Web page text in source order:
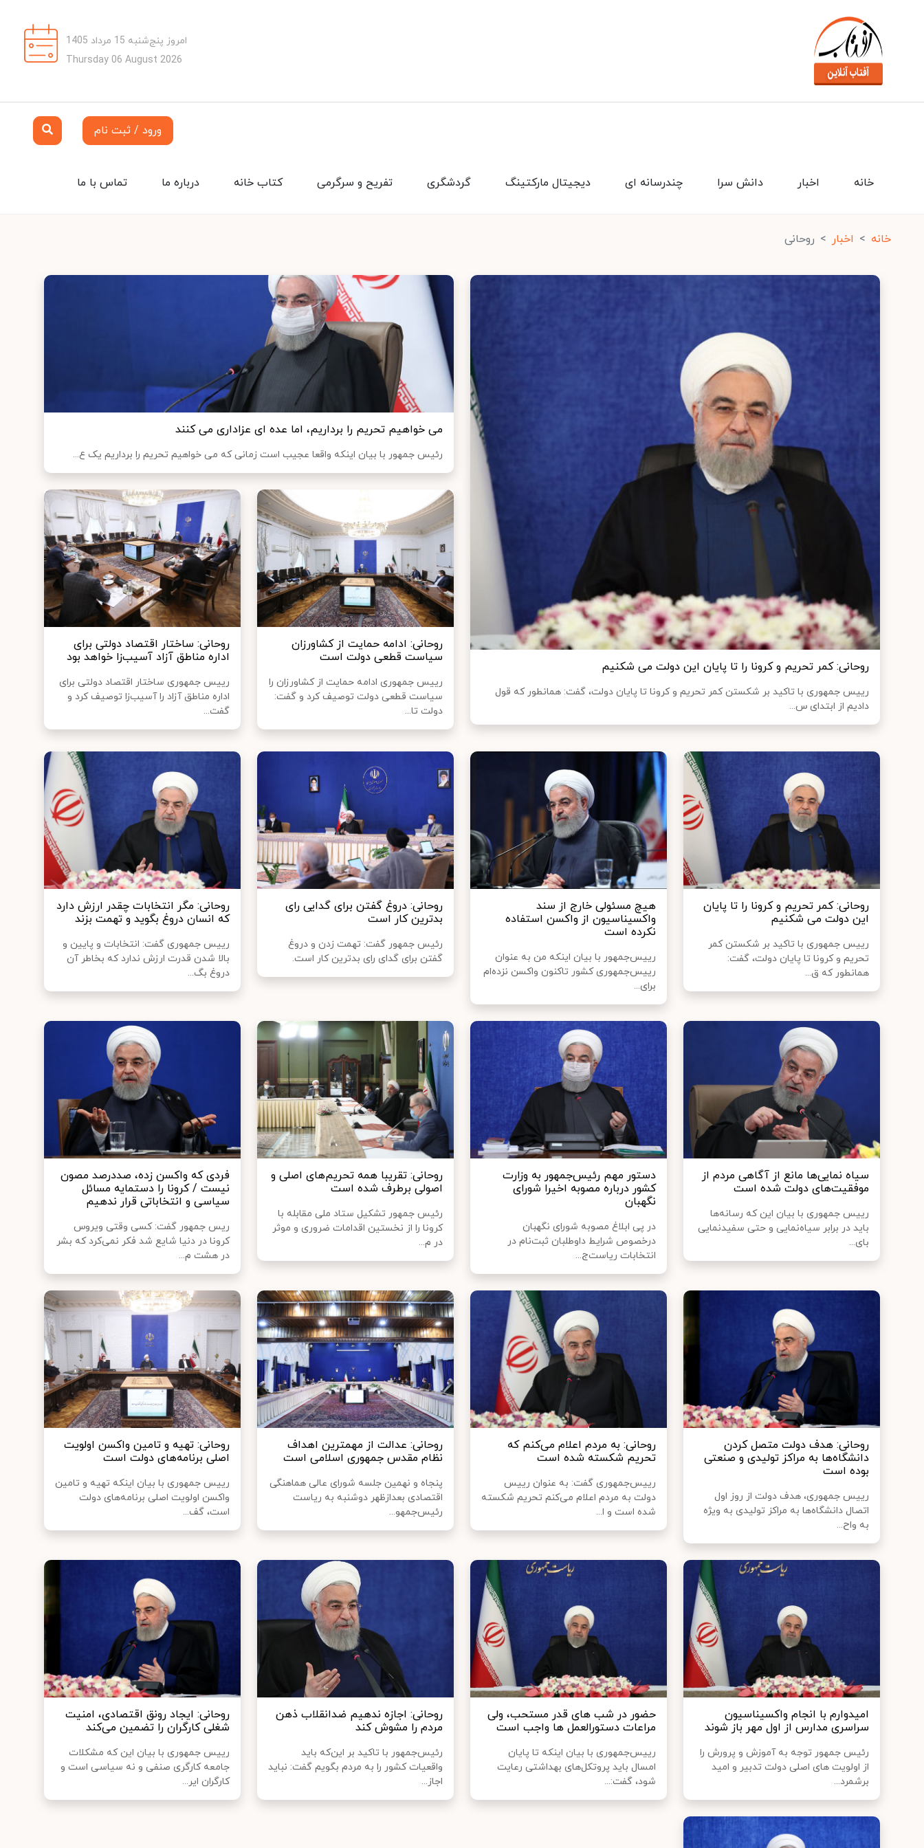
امروز پنج‌شنبه 15 مرداد 1405
Thursday 06 August 2026
ورود / ثبت نام
تماس با ما درباره ما کتاب خانه تفریح و سرگرمی گردشگری دیجیتال مارکتینگ چندرسانه ای دانش سرا اخبار خانه
خانه اخبار روحانی
روحانی: کمر تحریم و کرونا را تا پایان این دولت می شکنیم
رییس جمهوری با تاکید بر شکستن کمر تحریم و کرونا تا پایان دولت، گفت: همانطور که قول
دادیم از ابتدای س...
می خواهیم تحریم را برداریم، اما عده ای عزاداری می کنند
رئیس جمهور با بیان اینکه واقعا عجیب است زمانی که می خواهیم تحریم را برداریم یک ع...
روحانی: ادامه حمایت از کشاورزان
سیاست قطعی دولت است
رییس جمهوری ادامه حمایت از کشاورزان را
سیاست قطعی دولت توصیف کرد و گفت:
دولت تا...
روحانی: ساختار اقتصاد دولتی برای
اداره مناطق آزاد آسیب‌زا خواهد بود
رییس جمهوری ساختار اقتصاد دولتی برای
اداره مناطق آزاد را آسیب‌زا توصیف کرد و
گفت...
روحانی: کمر تحریم و کرونا را تا پایان
این دولت می شکنیم
رییس جمهوری با تاکید بر شکستن کمر
تحریم و کرونا تا پایان دولت، گفت:
همانطور که ق...
هیچ مسئولی خارج از سند
واکسیناسیون از واکسن استفاده
نکرده است
رییس‌جمهور با بیان اینکه من به عنوان
رییس‌جمهوری کشور تاکنون واکسن نزده‌ام
برای...
روحانی: دروغ گفتن برای گدایی رای
بدترین کار است
رئیس جمهور گفت: تهمت زدن و دروغ
گفتن برای گدای رای بدترین کار است.
روحانی: مگر انتخابات چقدر ارزش دارد
که انسان دروغ بگوید و تهمت بزند
رییس جمهوری گفت: انتخابات و پایین و
بالا شدن قدرت ارزش ندارد که بخاطر آن
دروغ بگ...
سیاه نمایی‌ها مانع از آگاهی مردم از
موفقیت‌های دولت شده است
رییس جمهوری با بیان این که رسانه‌ها
باید در برابر سیاه‌نمایی و حتی سفیدنمایی
بای...
دستور مهم رئیس‌جمهور به وزارت
کشور درباره مصوبه اخیرا شورای
نگهبان
در پی ابلاغ مصوبه شورای نگهبان
درخصوص شرایط داوطلبان ثبت‌نام در
انتخابات ریاست‌ج...
روحانی: تقریبا همه تحریم‌های اصلی و
اصولی برطرف شده است
رئیس جمهور تشکیل ستاد ملی مقابله با
کرونا را از نخستین اقدامات ضروری و موثر
در م...
فردی که واکسن زده، صددرصد مصون
نیست / کرونا را دستمایه مسائل
سیاسی و انتخاباتی قرار ندهیم
ریس جمهور گفت: کسی وقتی ویروس
کرونا در دنیا شایع شد فکر نمی‌کرد که بشر
در هشت‌ م...
روحانی: هدف دولت متصل کردن
دانشگاه‌ها به مراکز تولیدی و صنعتی
بوده است
رییس جمهوری، هدف دولت از روز اول
اتصال دانشگاه‌ها به مراکز تولیدی به ویژه
به واح...
روحانی: به مردم اعلام می‌کنم که
تحریم شکسته شده است
رییس‌جمهوری گفت: به عنوان رییس
دولت به مردم اعلام می‌کنم تحریم شکسته
شده است و ا...
روحانی: عدالت از مهمترین اهداف
نظام مقدس جمهوری اسلامی است
پنجاه و نهمین جلسه شورای عالی هماهنگی
اقتصادی بعدازظهر دوشنبه به ریاست
رئیس‌جمهو...
روحانی: تهیه و تامین واکسن اولویت
اصلی برنامه‌های دولت است
رییس جمهوری با بیان اینکه تهیه و تامین
واکسن اولویت اصلی برنامه‌های دولت
است، گف...
امیدوارم با انجام واکسیناسیون
سراسری مدارس از اول مهر باز شوند
رئیس جمهور توجه به آموزش و پرورش را
از اولویت های اصلی دولت تدبیر و امید
برشمرد...
حضور در شب های قدر مستحب، ولی
مراعات دستورالعمل ها واجب است
رییس‌جمهوری با بیان اینکه تا پایان
امسال باید پروتکل‌های بهداشتی رعایت
شود، گفت:...
روحانی: اجازه ندهیم ضدانقلاب ذهن
مردم را مشوش کند
رئیس‌جمهور با تاکید بر این‌که باید
واقعیات کشور را به مردم بگویم گفت: نباید
اجاز...
روحانی: ایجاد رونق اقتصادی، امنیت
شغلی کارگران را تضمین می‌کند
رییس جمهوری با بیان این که مشکلات
جامعه کارگری صنفی و نه سیاسی است و
کارگران ایر...